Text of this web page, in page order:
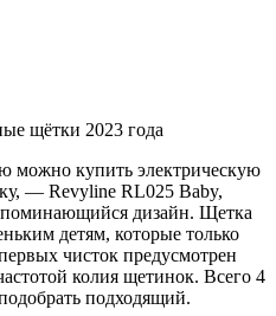
можно купить электрическую
— Revyline RL025 Baby,
дизайн. Щетка
детям, которые только
чисток предусмотрен
колия щетинок. Всего 4
подходящий.